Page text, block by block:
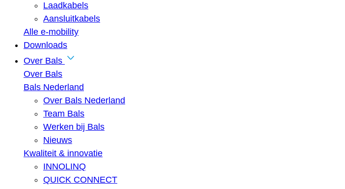
Laadkabels
Aansluitkabels
Alle e-mobility
Downloads
Over Bals
Over Bals
Bals Nederland
Over Bals Nederland
Team Bals
Werken bij Bals
Nieuws
Kwaliteit & innovatie
INNOLINQ
QUICK CONNECT